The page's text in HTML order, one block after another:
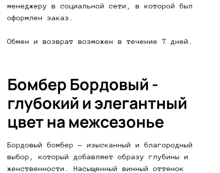
Свободный крой не стесняет движений и
позволяет носить бомбер поверх различных
повседневных луках, так и в более
выразительных городских образах.
Если вы ищете красивую, тёплую и универсальную
куртку с характером, бордовый бомбер -
интернет-магазине Vladislava с доставкой по
всей России.
менеджеру в социальной сети, в которой был
оформлен заказ.
Обмен и возврат возможен в течение 7 дней.
Бомбер Бордовый -
глубокий и элегантный
цвет на межсезонье
Бордовый бомбер - изысканный и благородный
выбор, который добавляет образу глубины и
женственности. Насыщенный винный оттенок